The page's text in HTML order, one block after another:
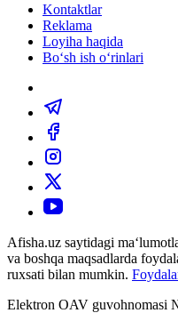
Kontaktlar
Reklama
Loyiha haqida
Bo‘sh ish o‘rinlari
Afisha.uz saytidagi
va boshqa maqsadlarda
ruxsati bilan mumkin.
Elektron OAV guvohnomasi